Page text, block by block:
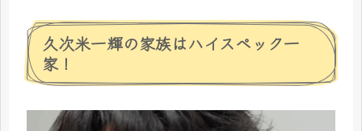
久次米一輝の家族はハイスペック一
家！